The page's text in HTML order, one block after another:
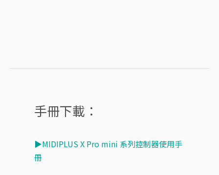
手冊下載：
▶MIDIPLUS X Pro mini 系列控制器使用手
冊